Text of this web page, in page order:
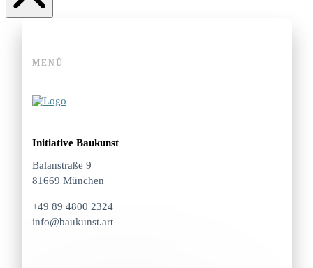
MENÜ
Initiative Baukunst
Balanstraße 9
81669 München
+49 89 4800 2324
info@baukunst.art